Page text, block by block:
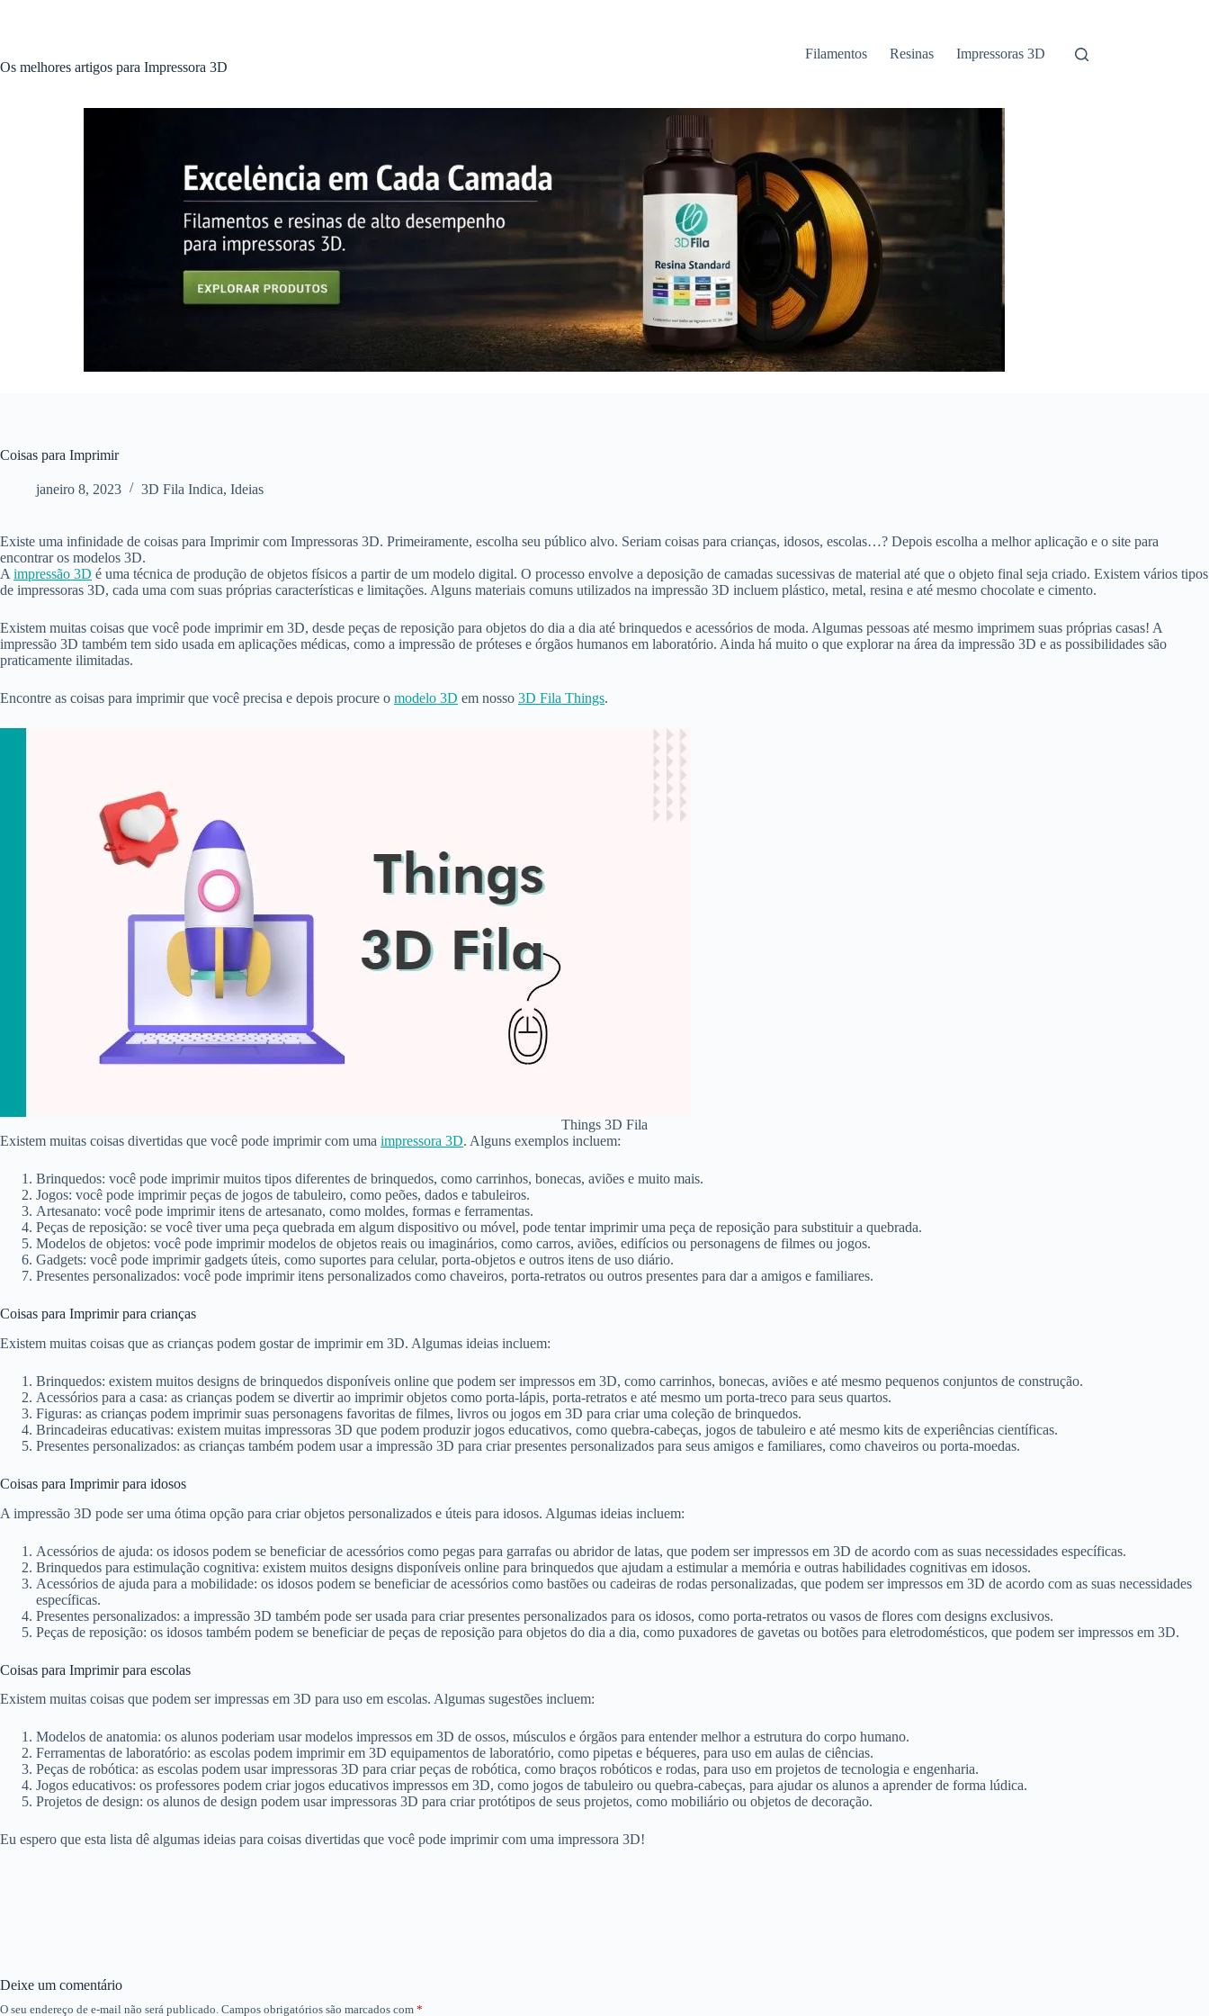
Os melhores artigos para Impressora 3D
Filamentos Resinas Impressoras 3D
Coisas para Imprimir
janeiro 8, 2023 3D Fila Indica, Ideias
Existe uma infinidade de coisas para Imprimir com Impressoras 3D. Primeiramente, escolha seu público alvo. Seriam coisas para crianças, idosos, escolas…? Depois escolha a melhor aplicação e o site para
encontrar os modelos 3D.
A impressão 3D é uma técnica de produção de objetos físicos a partir de um modelo digital. O processo envolve a deposição de camadas sucessivas de material até que o objeto final seja criado. Existem vários tipos
de impressoras 3D, cada uma com suas próprias características e limitações. Alguns materiais comuns utilizados na impressão 3D incluem plástico, metal, resina e até mesmo chocolate e cimento.
Existem muitas coisas que você pode imprimir em 3D, desde peças de reposição para objetos do dia a dia até brinquedos e acessórios de moda. Algumas pessoas até mesmo imprimem suas próprias casas! A
impressão 3D também tem sido usada em aplicações médicas, como a impressão de próteses e órgãos humanos em laboratório. Ainda há muito o que explorar na área da impressão 3D e as possibilidades são
praticamente ilimitadas.
Encontre as coisas para imprimir que você precisa e depois procure o modelo 3D em nosso 3D Fila Things.
Things 3D Fila
Existem muitas coisas divertidas que você pode imprimir com uma impressora 3D. Alguns exemplos incluem:
Brinquedos: você pode imprimir muitos tipos diferentes de brinquedos, como carrinhos, bonecas, aviões e muito mais.
Jogos: você pode imprimir peças de jogos de tabuleiro, como peões, dados e tabuleiros.
Artesanato: você pode imprimir itens de artesanato, como moldes, formas e ferramentas.
Peças de reposição: se você tiver uma peça quebrada em algum dispositivo ou móvel, pode tentar imprimir uma peça de reposição para substituir a quebrada.
Modelos de objetos: você pode imprimir modelos de objetos reais ou imaginários, como carros, aviões, edifícios ou personagens de filmes ou jogos.
Gadgets: você pode imprimir gadgets úteis, como suportes para celular, porta-objetos e outros itens de uso diário.
Presentes personalizados: você pode imprimir itens personalizados como chaveiros, porta-retratos ou outros presentes para dar a amigos e familiares.
Coisas para Imprimir para crianças
Existem muitas coisas que as crianças podem gostar de imprimir em 3D. Algumas ideias incluem:
Brinquedos: existem muitos designs de brinquedos disponíveis online que podem ser impressos em 3D, como carrinhos, bonecas, aviões e até mesmo pequenos conjuntos de construção.
Acessórios para a casa: as crianças podem se divertir ao imprimir objetos como porta-lápis, porta-retratos e até mesmo um porta-treco para seus quartos.
Figuras: as crianças podem imprimir suas personagens favoritas de filmes, livros ou jogos em 3D para criar uma coleção de brinquedos.
Brincadeiras educativas: existem muitas impressoras 3D que podem produzir jogos educativos, como quebra-cabeças, jogos de tabuleiro e até mesmo kits de experiências científicas.
Presentes personalizados: as crianças também podem usar a impressão 3D para criar presentes personalizados para seus amigos e familiares, como chaveiros ou porta-moedas.
Coisas para Imprimir para idosos
A impressão 3D pode ser uma ótima opção para criar objetos personalizados e úteis para idosos. Algumas ideias incluem:
Acessórios de ajuda: os idosos podem se beneficiar de acessórios como pegas para garrafas ou abridor de latas, que podem ser impressos em 3D de acordo com as suas necessidades específicas.
Brinquedos para estimulação cognitiva: existem muitos designs disponíveis online para brinquedos que ajudam a estimular a memória e outras habilidades cognitivas em idosos.
Acessórios de ajuda para a mobilidade: os idosos podem se beneficiar de acessórios como bastões ou cadeiras de rodas personalizadas, que podem ser impressos em 3D de acordo com as suas necessidades
específicas.
Presentes personalizados: a impressão 3D também pode ser usada para criar presentes personalizados para os idosos, como porta-retratos ou vasos de flores com designs exclusivos.
Peças de reposição: os idosos também podem se beneficiar de peças de reposição para objetos do dia a dia, como puxadores de gavetas ou botões para eletrodomésticos, que podem ser impressos em 3D.
Coisas para Imprimir para escolas
Existem muitas coisas que podem ser impressas em 3D para uso em escolas. Algumas sugestões incluem:
Modelos de anatomia: os alunos poderiam usar modelos impressos em 3D de ossos, músculos e órgãos para entender melhor a estrutura do corpo humano.
Ferramentas de laboratório: as escolas podem imprimir em 3D equipamentos de laboratório, como pipetas e béqueres, para uso em aulas de ciências.
Peças de robótica: as escolas podem usar impressoras 3D para criar peças de robótica, como braços robóticos e rodas, para uso em projetos de tecnologia e engenharia.
Jogos educativos: os professores podem criar jogos educativos impressos em 3D, como jogos de tabuleiro ou quebra-cabeças, para ajudar os alunos a aprender de forma lúdica.
Projetos de design: os alunos de design podem usar impressoras 3D para criar protótipos de seus projetos, como mobiliário ou objetos de decoração.
Eu espero que esta lista dê algumas ideias para coisas divertidas que você pode imprimir com uma impressora 3D!
Deixe um comentário
O seu endereço de e-mail não será publicado. Campos obrigatórios são marcados com *